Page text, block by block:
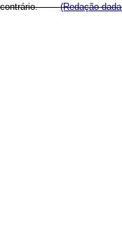
em contrário.(Redação